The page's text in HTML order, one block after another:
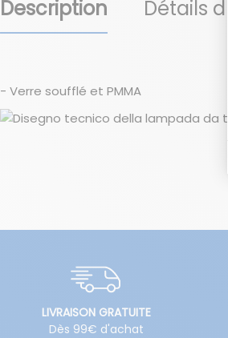
Description Détails
- Verre soufflé et PMMA
LIVRAISON GRATUITE
Dès 99€ d'achat